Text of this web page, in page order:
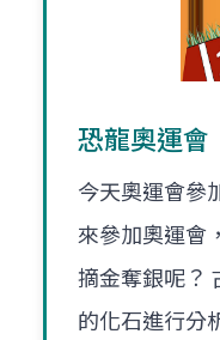
恐龍奧運會
今天奧運會參
來參加奧運會
摘金奪銀呢？
的化石進行分